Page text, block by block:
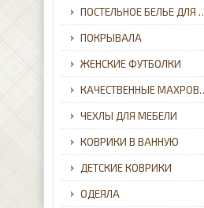
ПОСТЕЛЬНОЕ
ПОКРЫВАЛА
ЖЕНСКИЕ ФУТБОЛКИ
КАЧЕСТВЕННЫЕ МАХРОВЫЕ
ЧЕХЛЫ ДЛЯ МЕБЕЛИ
КОВРИКИ В ВАННУЮ
ДЕТСКИЕ КОВРИКИ
ОДЕЯЛА